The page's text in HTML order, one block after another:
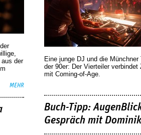
der
MEHR
Eine junge DJ und die Münchner
der 90er: Der Vierteiler verbindet
mit Coming-of-Age.
Buch-Tipp:
Gespräch mit